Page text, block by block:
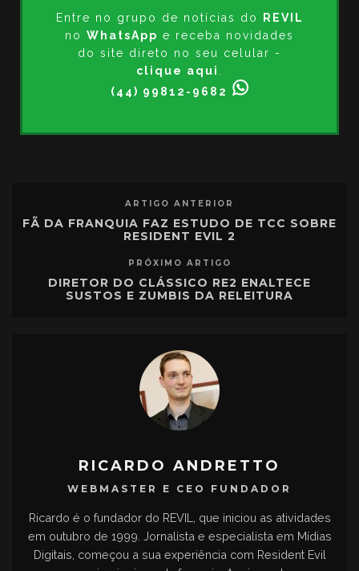
Entre no grupo de notícias do
REVIL
no WhatsApp e receba novidades
do site direto no seu celular -
clique aqui
(44) 99812-9682
ARTIGO ANTERIOR
FÃ DA FRANQUIA FAZ ESTUDO DE TCC SOBRE
RESIDENT EVIL 2
PRÓXIMO ARTIGO
DIRETOR DO CLÁSSICO RE2 ENALTECE
SUSTOS E ZUMBIS DA RELEITURA
RICARDO ANDRETTO
WEBMASTER E CEO FUNDADOR
Ricardo é o fundador do REVIL, que iniciou as atividades
em outubro de 1999. Jornalista e especialista em Mídias
Digitais, começou a sua experiência com Resident Evil